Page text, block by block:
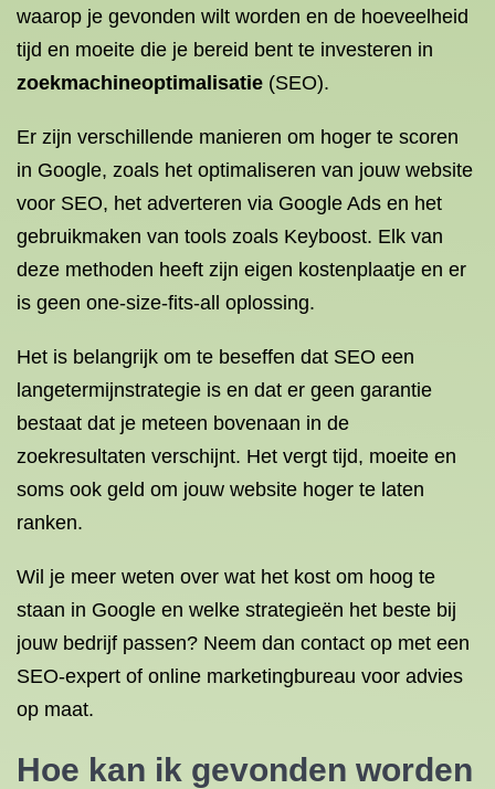
waarop je gevonden wilt worden en de hoeveelheid
tijd en moeite die je bereid bent te investeren in
zoekmachineoptimalisatie (SEO).
Er zijn verschillende manieren om hoger te scoren
in Google, zoals het optimaliseren van jouw website
voor SEO, het adverteren via Google Ads en het
gebruikmaken van tools zoals Keyboost. Elk van
deze methoden heeft zijn eigen kostenplaatje en er
is geen one-size-fits-all oplossing.
Het is belangrijk om te beseffen dat SEO een
langetermijnstrategie is en dat er geen garantie
bestaat dat je meteen bovenaan in de
zoekresultaten verschijnt. Het vergt tijd, moeite en
soms ook geld om jouw website hoger te laten
ranken.
Wil je meer weten over wat het kost om hoog te
staan in Google en welke strategieën het beste bij
jouw bedrijf passen? Neem dan contact op met een
SEO-expert of online marketingbureau voor advies
op maat.
Hoe kan ik gevonden worden